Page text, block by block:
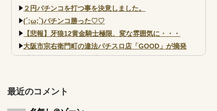
２円パチンコを打つ事を決意しました。
(´;ω;`)パチンコ勝った♡♡
【悲報】牙狼12黄金騎士極限、変な雰囲気に・・・
大阪市宗右衛門町の違法パチスロ店「GOOD」が摘発
プ報告あり！弱予告...
最近のコメント